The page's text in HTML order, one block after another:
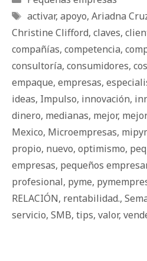
Etiquetas
activar, apoyo, Ariadna
Christine Clifford, claves,
compañías, competencia,
consultoría, consumidores,
empaque, empresas,
ideas, Impulso, innovación,
dinero, medianas, mejor,
Mexico, Microempresas,
propio, nuevo, optimismo,
empresas, pequeños
profesional, pyme,
RELACIÓN, rentabilidad.,
servicio, SMB, tips, valor,